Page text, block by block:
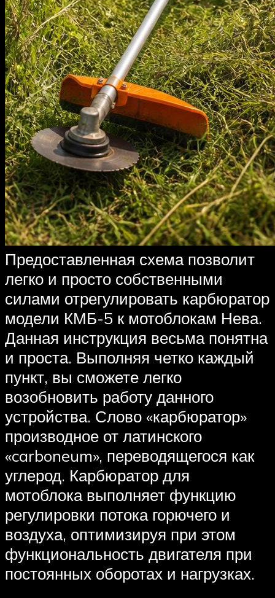
Предоставленная схема позволит
легко и просто собственными
силами отрегулировать карбюратор
модели КМБ-5 к мотоблокам Нева.
Данная инструкция весьма понятна
и проста. Выполняя четко каждый
пункт, вы сможете легко
возобновить работу данного
устройства. Слово «карбюратор»
производное от латинского
«carboneum», переводящегося как
углерод. Карбюратор для
мотоблока выполняет функцию
регулировки потока горючего и
воздуха, оптимизируя при этом
функциональность двигателя при
постоянных оборотах и нагрузках.